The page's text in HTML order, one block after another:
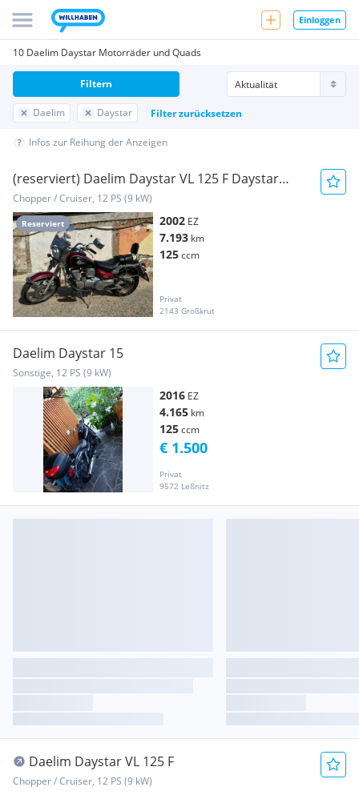
Einloggen
10 Daelim Daystar Motorräder und Quads
Daelim Daystar Filter zurücksetzen
Filtern
Infos zur Reihung der Anzeigen
Reserviert
(reserviert) Daelim Daystar VL 125 F Daystar
Classic
Chopper / Cruiser, 12 PS (9 kW)
2002 EZ
7.193 km
125ccm
Privat
2143 Großkrut
Daelim Daystar 15
Sonstige, 12 PS (9 kW)
2016 EZ
4.165 km
125ccm
Privat
9572 Leßnitz
€ 1.500
Daelim Daystar VL 125 F
Chopper / Cruiser, 12 PS (9 kW)